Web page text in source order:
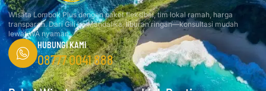
Wisata Lombok Plus dengan paket fleksibel, tim lokal ramah, harga
transparan. Dari Gili ke Mandalika, liburan ringan—konsultasi mudah
lewat WA nyaman.
HUBUNGI KAMI
08777 0041 888